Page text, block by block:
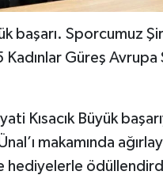
başarı. Sporcumuz
Güreş Avrupa
Kısacık Büyük
makamında
hediyelerle